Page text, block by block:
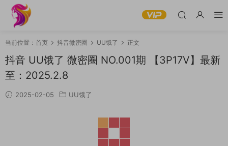
当前位置： 首页 抖音微密圈 UU饿了 正文
抖音 UU饿了 微密圈 NO.001期 【3P17V】最新
至：2025.2.8
2025-02-05 UU饿了